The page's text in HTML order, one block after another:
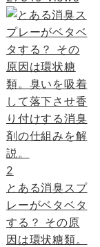
2
とある消臭スプ
レーがベタベタ
する？ その原
因は環状糖類。